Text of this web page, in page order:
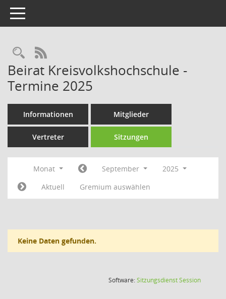
Toggle navigation
Rechercheauswahl
RSS-Feed
Beirat Kreisvolkshochschule -
Termine 2025
Informationen Mitglieder
Vertreter Sitzungen
Monat September
2025
Aktuell
Gremium auswählen
Keine Daten gefunden.
Software:SitzungsdienstSession(Wird in